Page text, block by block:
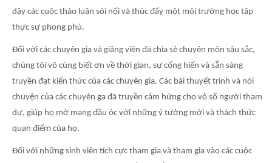
dậy các cuộc thảo luận sôi nổi và thúc đẩy một môi trường học tập
thực sự phong phú.
Đối với các chuyên gia và giảng viên đã chia sẻ chuyên môn sâu sắc,
chúng tôi vô cùng biết ơn về thời gian, sự cống hiến và sẵn sàng
truyền đạt kiến ​​thức của các chuyên gia. Các bài thuyết trình và nói
chuyện của các chuyên ga đã truyền cảm hứng cho vô số người tham
dự, giúp họ mở mang đầu óc với những ý tưởng mới và thách thức
quan điểm của họ.
Đối với những sinh viên tích cực tham gia và tham gia vào các cuộc